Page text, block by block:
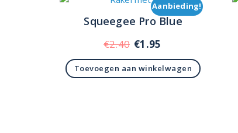
Aanbieding!
Squeegee Pro Blue
€2.40 Oorspronkelijke
prijs
was:
€1.95
prijs
is:
Toevoegen aan winkelwagen